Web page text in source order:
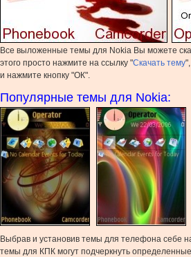
Все выложенные темы для Nokia Вы можете
этого просто нажмите на ссылку "Скачать тему
и нажмите кнопку "ОК".
Популярные темы для Nokia:
Выбрав и установив темы для телефона себе
темы для КПК могут подчеркнуть